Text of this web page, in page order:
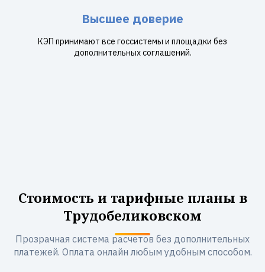
Высшее доверие
КЭП принимают все госсистемы и площадки без
дополнительных соглашений.
Стоимость и тарифные планы в
Трудобеликовском
Прозрачная система расчетов без дополнительных
платежей. Оплата онлайн любым удобным способом.